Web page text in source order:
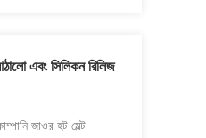
এবং সিলিকন রিলিজ
জাওর হট মেল্ট